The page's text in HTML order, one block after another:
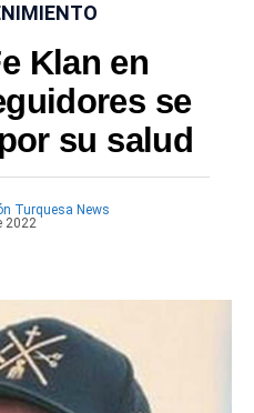
Klan en
se
su salud
Turquesa News
2022